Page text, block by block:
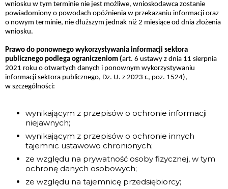
wniosku w tym terminie nie jest możliwe, wnioskodawca zostanie
powiadomiony o powodach opóźnienia w przekazaniu informacji oraz
o nowym terminie, nie dłuższym jednak niż 2 miesiące od dnia złożenia
wniosku.
Prawo do ponownego wykorzystywania informacji sektora
publicznego podlega ograniczeniom (art. 6 ustawy z dnia 11 sierpnia
2021 roku o otwartych danych i ponownym wykorzystywaniu
informacji sektora publicznego, Dz. U. z 2023 r., poz. 1524),
w szczególności:
wynikającym z przepisów o ochronie informacji
niejawnych;
wynikającym z przepisów o ochronie innych
tajemnic ustawowo chronionych;
ze względu na prywatność osoby fizycznej, w tym
ochronę danych osobowych;
ze względu na tajemnicę przedsiębiorcy;